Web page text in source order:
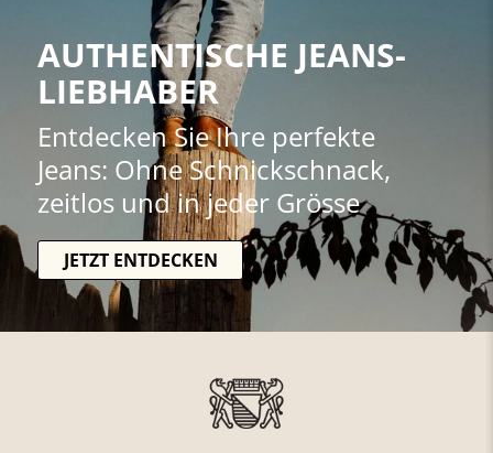
AUTHENTISCHE JEANS-
LIEBHABER
Entdecken Sie Ihre perfekte
Jeans: Ohne Schnickschnack,
zeitlos und in jeder Grösse
JETZT ENTDECKEN